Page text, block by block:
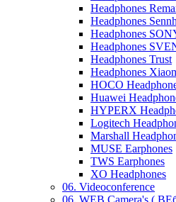
Headphones
Headphones
Headphones
Headphones
Headphones Trust
Headphones
HOCO
Huawei
HYPERX
Logitech
Marshall
MUSE Earphones
TWS Earphones
XO Headphones
06. Videoconference
06. WEB Camera's (